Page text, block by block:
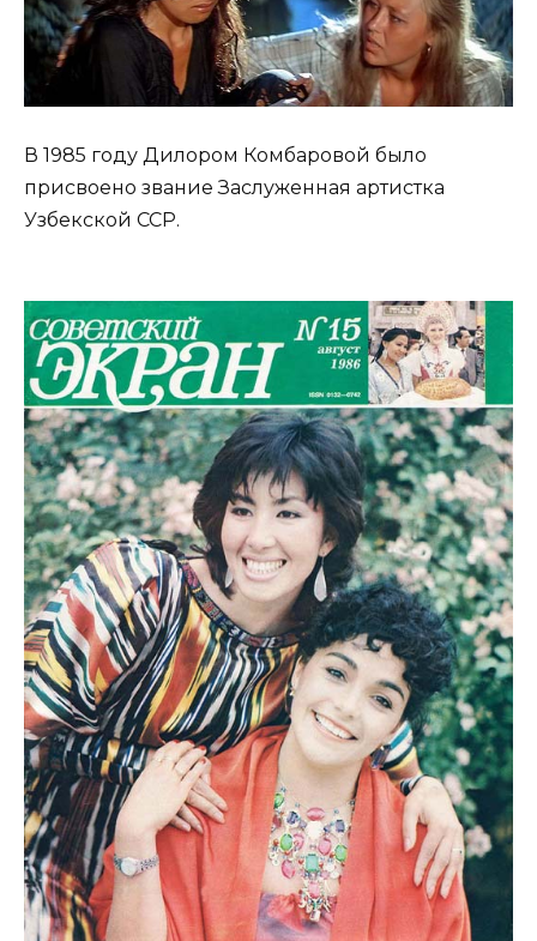
В 1985 году Дилором Комбаровой было
присвоено звание Заслуженная артистка
Узбекской ССР.